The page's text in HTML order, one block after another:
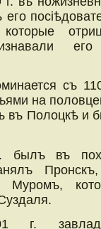
которые
съ
на
въ Полоцкѣ и
былъ въ
г.